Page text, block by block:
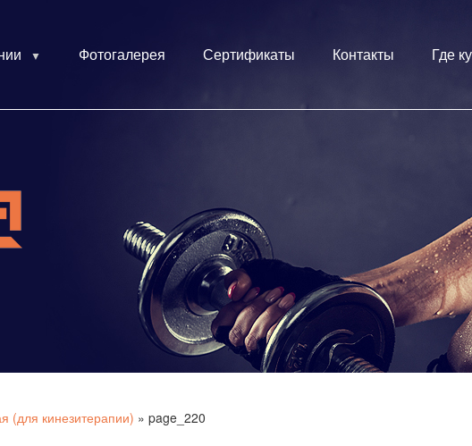
Фотогалерея Сертификаты Контакты Где
(для кинезитерапии) » page_220